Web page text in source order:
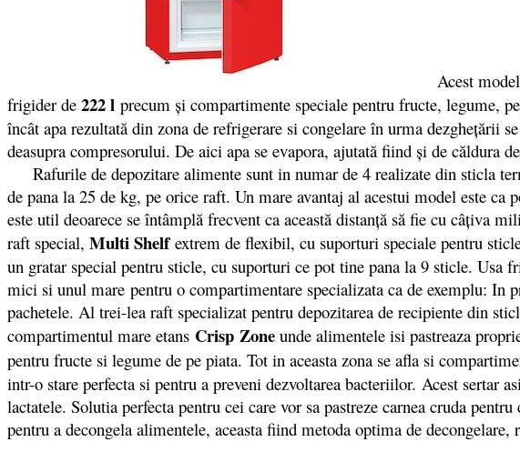
Acest model
frigider de 222 l precum și compartimente speciale pentru fructe, legume,
încât apa rezultată din zona de refrigerare si congelare în urma dezgheţării
deasupra compresorului. De aici apa se evapora, ajutată fiind şi de căldura
Rafurile de depozitare alimente sunt in numar de 4 realizate din sticla
de pana la 25 de kg, pe orice raft. Un mare avantaj al acestui model este
este util deoarece se întâmplă frecvent ca această distanţă să fie cu câţiva
raft special, Multi Shelfextrem de flexibil, cu suporturi speciale pentru
un gratar special pentru sticle, cu suporturi ce pot tine pana la 9 sticle. Usa
mici si unul mare pentru o compartimentare specializata ca de exemplu:
pachetele. Al trei-lea raft specializat pentru depozitarea de recipiente din
compartimentul mare etans Crisp Zone unde alimentele isi pastreaza
pentru fructe si legume de pe piata. Tot in aceasta zona se afla si
intr-o stare perfecta si pentru a preveni dezvoltarea bacteriilor. Acest sertar
lactatele. Solutia perfecta pentru cei care vor sa pastreze carnea cruda
pentru a decongela alimentele, aceasta fiind metoda optima de decongelare,